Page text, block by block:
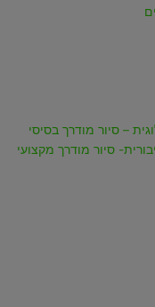
– סיור מודרך בסיסי
סיור מודרך מקצועי